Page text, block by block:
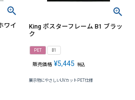
ワイ
King ポスターフレーム B1 ブラッ
ク
PET B1
販売価格 ¥5,445 税込
展示物にやさしいUVカットPET仕様